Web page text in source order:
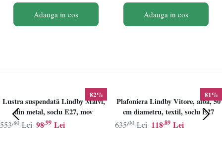
Adauga in cos Adauga in cos
82%
Lustra suspendată Lindby Maivi,
din metal, soclu E27, mov
98,99 Lei
553,80 Lei
81%
Plafoniera Lindby Vitore, alba, 50
cm diametru, textil, soclu E27
118,89 Lei
635,00 Lei